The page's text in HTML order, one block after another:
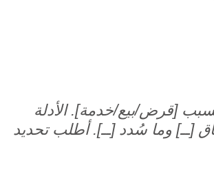
[قرض/بيع/خدمة]. الأدلة
[ــ] وما سُدد [ــ]. أطلب تحديد